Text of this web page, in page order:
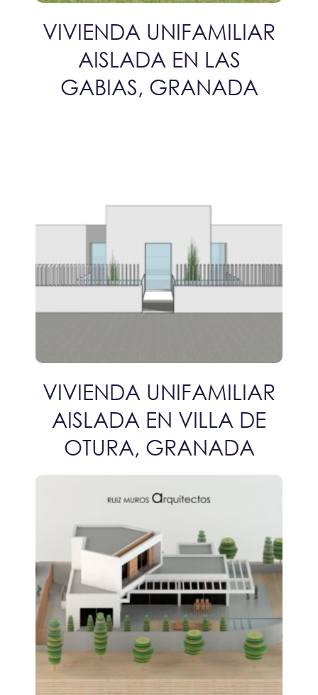
VIVIENDA UNIFAMILIAR
AISLADA EN LAS
GABIAS, GRANADA
VIVIENDA UNIFAMILIAR
AISLADA EN VILLA DE
OTURA, GRANADA